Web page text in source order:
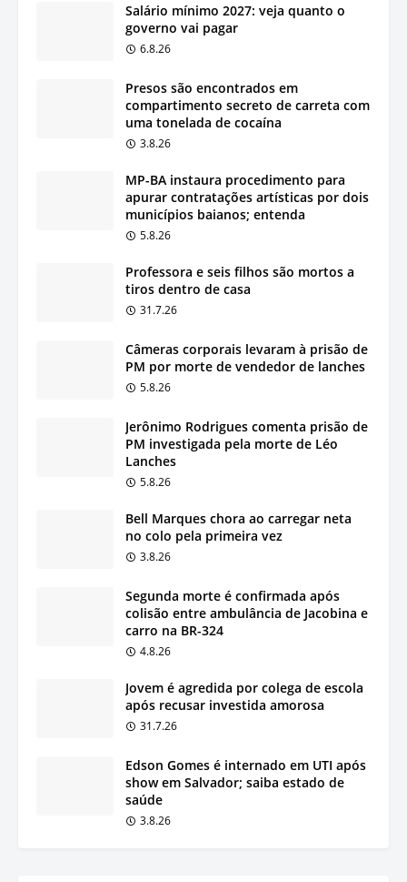
Salário mínimo 2027: veja quanto o
governo vai pagar
6.8.26
Presos são encontrados em
compartimento secreto de carreta com
uma tonelada de cocaína
3.8.26
MP-BA instaura procedimento para
apurar contratações artísticas por dois
municípios baianos; entenda
5.8.26
Professora e seis filhos são mortos a
tiros dentro de casa
31.7.26
Câmeras corporais levaram à prisão de
PM por morte de vendedor de lanches
5.8.26
Jerônimo Rodrigues comenta prisão de
PM investigada pela morte de Léo
Lanches
5.8.26
Bell Marques chora ao carregar neta
no colo pela primeira vez
3.8.26
Segunda morte é confirmada após
colisão entre ambulância de Jacobina e
carro na BR-324
4.8.26
Jovem é agredida por colega de escola
após recusar investida amorosa
31.7.26
Edson Gomes é internado em UTI após
show em Salvador; saiba estado de
saúde
3.8.26